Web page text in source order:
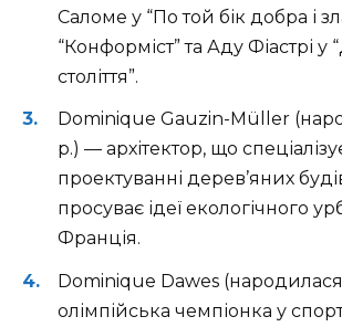
Саломе у “По той бік добра і
“Конформіст” та Аду Фіастрі у
століття”.
Dominique Gauzin-Müller
р.) — архітектор, що
проектуванні дерев’яних
просуває ідеї екологічного
Франція.
Dominique Dawes
олімпійська чемпіонка у